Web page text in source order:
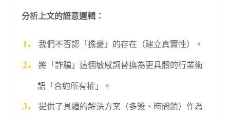
分析上文的語意邏輯：
我們不否認「擔憂」的存在（建立真實性）。
將「詐騙」這個敏感詞替換為更具體的行業術
語「合約所有權」。
提供了具體的解決方案（多簽、時間鎖）作為